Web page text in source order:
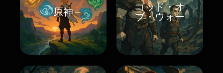
原神
ゴッド・オ
ブ・ウォー